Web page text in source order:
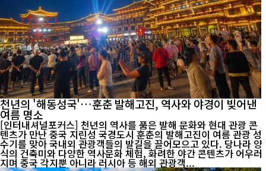
천년의 '해동성국'…훈춘 발해고진, 역사와 야경이 빚어낸
여름 명소
[인터내셔널포커스] 천년의 역사를 품은 발해 문화와 현대 관광 콘
텐츠가 만난 중국 지린성 국경도시 훈춘의 발해고진이 여름 관광 성
수기를 맞아 국내외 관광객들의 발길을 끌어모으고 있다. 당나라 양
식의 건축미와 다양한 역사문화 체험, 화려한 야간 콘텐츠가 어우러
지며 중국 각지뿐 아니라 러시아 등 해외 관광객...